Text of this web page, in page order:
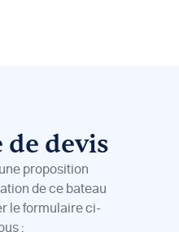
de devis
proposition
de ce bateau
le formulaire ci-
: